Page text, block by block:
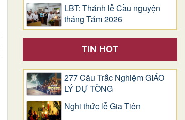
LBT: Thánh lễ Cầu nguyện
tháng Tám 2026
TIN HOT
277 Câu Trắc Nghiệm GIÁO
LÝ DỰ TÒNG
Nghi thức lễ Gia Tiên